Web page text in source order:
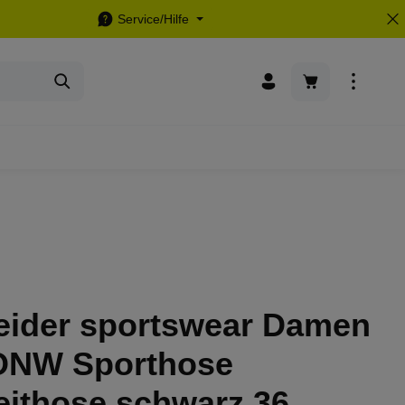
Service/Hilfe
Warenkorb
sportswear Damen
Sporthose